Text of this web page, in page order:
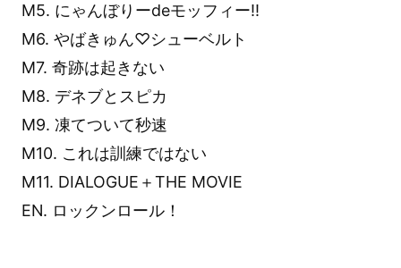
M5. にゃんぼりーdeモッフィー!!
M6. やばきゅん♡シューベルト
M7. 奇跡は起きない
M8. デネブとスピカ
M9. 凍てついて秒速
M10. これは訓練ではない
M11. DIALOGUE＋THE MOVIE
EN. ロックンロール！